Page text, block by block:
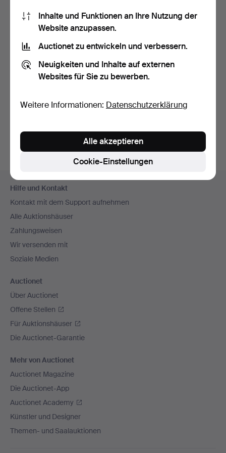
Wie kann ich sehen, ob meine Zahlung bei
Auctionet.com eingegangen ist?
Warum kann ich meine Angaben nicht ergänzen?
Wie ändere ich meine personenbezogenen Daten und
Kontaktangaben?
Wie werde ich Kunde bei Auctionet.com?
Fußzeilen-
Navigation
Hilfe und Kontakt
Kontakt mit dem Support aufnehmen
Alle Auktionshäuser
Zahlungsweisen
Wir versenden mit
Soziale Medien
Auctionet
Über Auctionet
Offene Stellen
Für Auktionshäuser
Die Auctionet-Garantie
Mehr von Auctionet
Auctionet Magazine
Die Auctionet-App
Auctionet Academy
Künstler und Designer
Themen- und Saalauktionen
Inhalte und Funktionen an Ihre Nutzung der
Website anzupassen.
Auctionet zu entwickeln und verbessern.
Neuigkeiten und Inhalte auf externen
Websites für Sie zu bewerben.
Weitere Informationen: Datenschutzerklärung
Cookie-Einstellungen
Alle akzeptieren